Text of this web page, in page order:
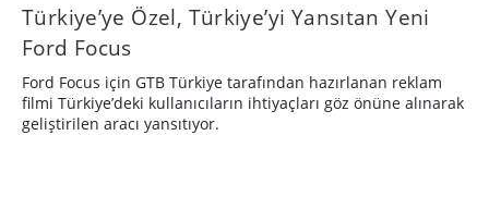
Türkiye’ye Özel, Türkiye’yi Yansıtan Yeni
Ford Focus
Ford Focus için GTB Türkiye tarafından hazırlanan reklam
filmi Türkiye’deki kullanıcıların ihtiyaçları göz önüne alınarak
geliştirilen aracı yansıtıyor.